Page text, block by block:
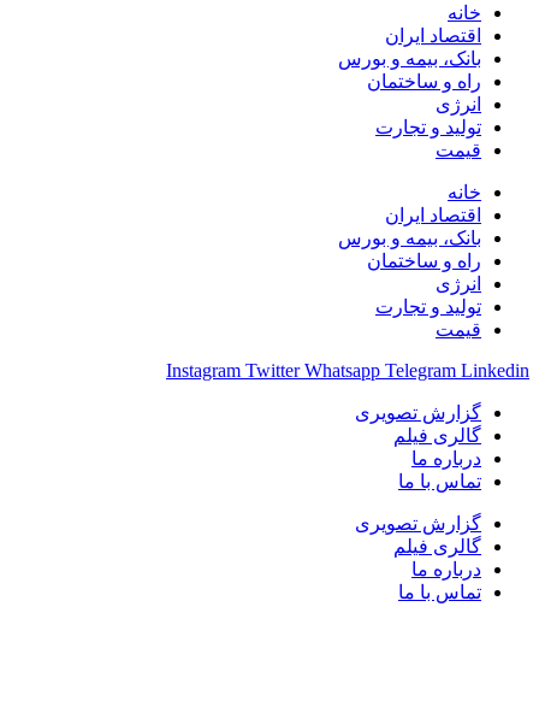
خانه
اقتصاد ایران
بانک، بیمه و بورس
راه و ساختمان
انرژی
تولید و تجارت
قیمت
خانه
اقتصاد ایران
بانک، بیمه و بورس
راه و ساختمان
انرژی
تولید و تجارت
قیمت
Instagram Twitter Whatsapp Telegram Linkedin
گزارش تصویری
گالری فیلم
درباره ما
تماس با ما
گزارش تصویری
گالری فیلم
درباره ما
تماس با ما